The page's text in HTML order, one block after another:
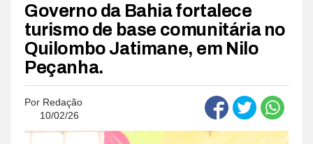
Governo da Bahia fortalece
turismo de base comunitária no
Quilombo Jatimane, em Nilo
Peçanha.
Por Redação
10/02/26